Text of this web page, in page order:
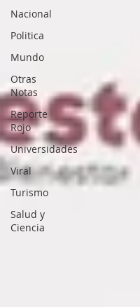
Nacional
Politica
Mundo
Otras
Notas
Reporte
Rojo
Universidades
Viral
Turismo
Salud y
Ciencia